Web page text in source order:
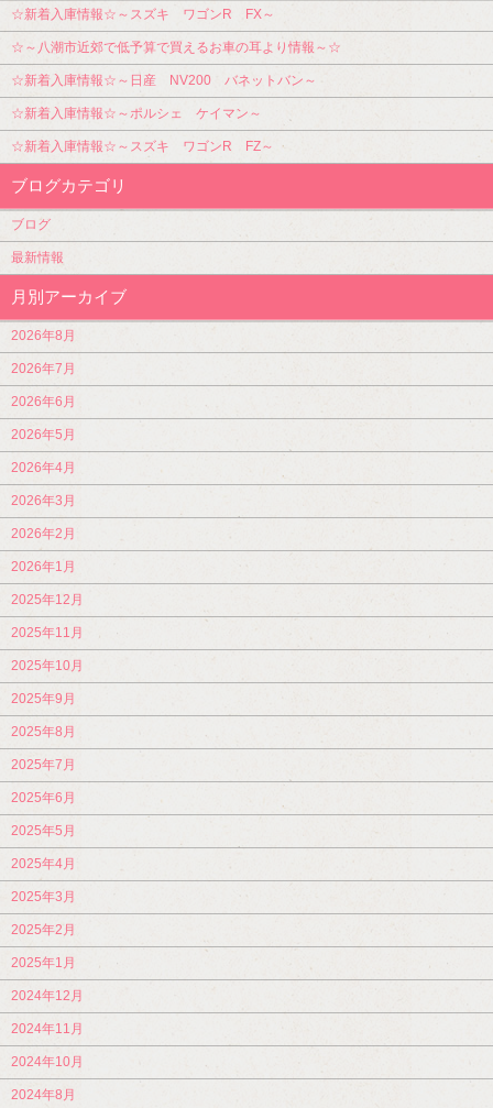
☆新着入庫情報☆～スズキ ワゴンR FX～
☆～八潮市近郊で低予算で買えるお車の耳より情報～☆
☆新着入庫情報☆～日産 NV200 バネットバン～
☆新着入庫情報☆～ポルシェ ケイマン～
☆新着入庫情報☆～スズキ ワゴンR FZ～
ブログカテゴリ
ブログ
最新情報
月別アーカイブ
2026年8月
2026年7月
2026年6月
2026年5月
2026年4月
2026年3月
2026年2月
2026年1月
2025年12月
2025年11月
2025年10月
2025年9月
2025年8月
2025年7月
2025年6月
2025年5月
2025年4月
2025年3月
2025年2月
2025年1月
2024年12月
2024年11月
2024年10月
2024年8月